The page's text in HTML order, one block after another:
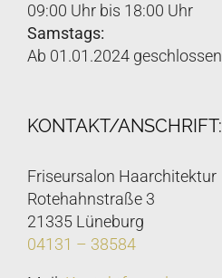
09:00 Uhr bis 18:00 Uhr
Samstags:
Ab 01.01.2024 geschlossen
KONTAKT/ANSCHRIFT:
Friseursalon Haarchitektur
Rotehahnstraße 3
21335 Lüneburg
04131 – 38584